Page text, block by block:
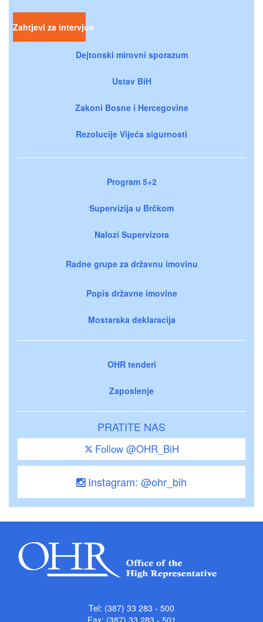
Zahtjevi za intervjue
Dejtonski mirovni sporazum
Ustav BiH
Zakoni Bosne i Hercegovine
Rezolucije Vijeća sigurnosti
Program 5+2
Supervizija u Brčkom
Nalozi Supervizora
Radne grupe za državnu imovinu
Popis državne imovine
Mostarska deklaracija
OHR tenderi
Zaposlenje
PRATITE NAS
Follow @OHR_BiH
Instagram: @ohr_bih
Tel: (387) 33 283 - 500